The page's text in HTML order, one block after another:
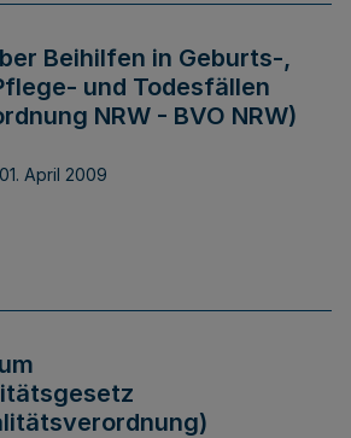
Beihilfen in Geburts-,
und Todesfällen
NRW - BVO NRW)
April 2009